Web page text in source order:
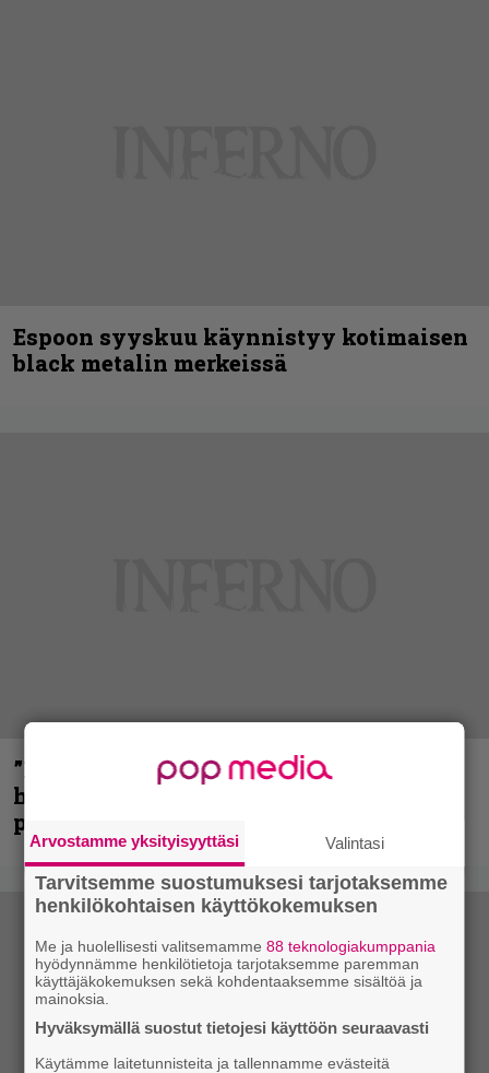
Espoon syyskuu käynnistyy kotimaisen
black metalin merkeissä
”Mitalini näyttää ihan plektralta” –
huippu-uimari jamittelee Megadethiä
palkinnollaan
Arvostamme yksityisyyttäsi Valintasi
Tarvitsemme suostumuksesi tarjotaksemme
henkilökohtaisen käyttökokemuksen
Me ja huolellisesti valitsemamme88 teknologiakumppania
hyödynnämme henkilötietoja tarjotaksemme paremman
käyttäjäkokemuksen sekä kohdentaaksemme sisältöä ja
mainoksia.
Hyväksymällä suostut tietojesi käyttöön seuraavasti
Käytämme laitetunnisteita ja tallennamme evästeitä